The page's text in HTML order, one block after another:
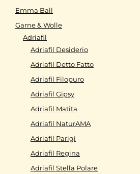
Emma Ball
Garne & Wolle
Adriafil
Adriafil Desiderio
Adriafil Detto Fatto
Adriafil Filopuro
Adriafil Gipsy
Adriafil Matita
Adriafil NaturAMA
Adriafil Parigi
Adriafil Regina
Adriafil Stella Polare